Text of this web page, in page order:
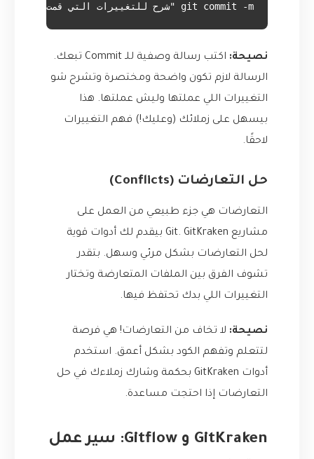
git commit -m "شرح للتغييرات التي قمت بها" # كتابة رسالة وصفية
نصيحة:
اكتب رسالة وصفية للـ Commit تبعك.
الرسالة لازم تكون واضحة ومختصرة وتشرح شو
التغييرات اللي عملتها وليش عملتها. هذا
بيسهل على زملائك (وعليك!) فهم التغييرات
لاحقًا.
حل التعارضات (Conflicts)
التعارضات هي جزء طبيعي من العمل على
مشاريع Git. GitKraken بيقدم لك أدوات قوية
لحل التعارضات بشكل مرئي وسهل. بتقدر
تشوف الفرق بين الملفات المتعارضة وتختار
التغييرات اللي بدك تحتفظ فيها.
نصيحة: لا تخاف من التعارضات! هي فرصة
لتتعلم وتفهم الكود بشكل أعمق. استخدم
أدوات GitKraken بحكمة وشارك زملاءك في حل
التعارضات إذا احتجت مساعدة.
GitKraken و Gitflow: سير عمل